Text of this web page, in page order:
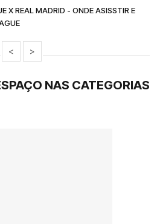
X REAL MADRID - ONDE ASISSTIR E
< >
NAS CATEGORIAS